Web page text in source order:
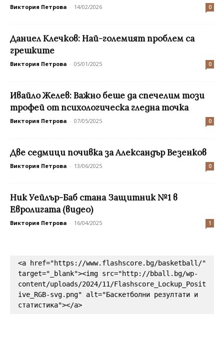
Виктория Петрова - 14/02/2026 0
Даниел Клечков: Най-големият проблем са
грешките
Виктория Петрова - 05/01/2025 0
Ивайло Желев: Важно беше да спечелим този
трофей от психологическа гледна точка
Виктория Петрова - 07/05/2025 0
Две седмици почивка за Александър Везенков
Виктория Петрова - 13/06/2025 0
Ник Уейлър-Баб стана Защитник №1 в
Евролигата (видео)
Виктория Петрова - 16/04/2025 1
<a href="https://www.flashscore.bg/basketball/"
target="_blank"><img src="http://bball.bg/wp-
content/uploads/2024/11/Flashscore_Lockup_Posit
ive_RGB-svg.png" alt="Баскетболни резултати и
статистика"></a>